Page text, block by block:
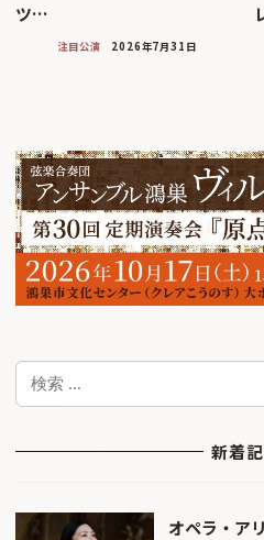
ツ…
注目公演 2026年7月31日
検
新着
オペラ・ア